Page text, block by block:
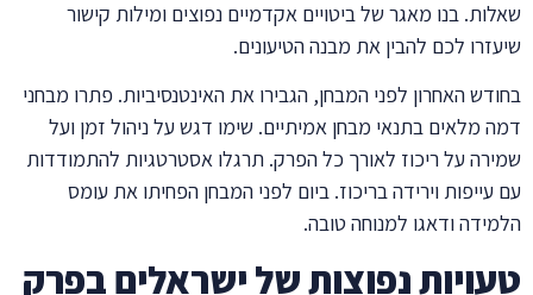
שאלות. בנו מאגר של ביטויים אקדמיים נפוצים ומילות קישור
שיעזרו לכם להבין את מבנה הטיעונים.
בחודש האחרון לפני המבחן, הגבירו את האינטנסיביות. פתרו מבחני
דמה מלאים בתנאי מבחן אמיתיים. שימו דגש על ניהול זמן ועל
שמירה על ריכוז לאורך כל הפרק. תרגלו אסטרטגיות להתמודדות
עם עייפות וירידה בריכוז. ביום לפני המבחן הפחיתו את עומס
הלמידה ודאגו למנוחה טובה.
טעויות נפוצות של ישראלים בפרק